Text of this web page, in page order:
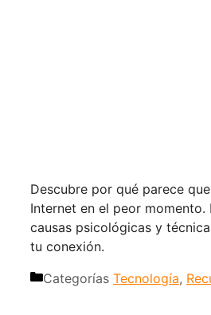
Descubre por qué parece
Internet en el peor momento.
causas psicológicas y
tu conexión.
Categorías Tecnología,